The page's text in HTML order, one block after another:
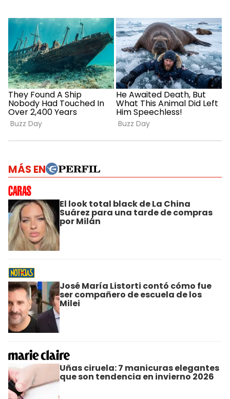
MÁS EN
El look total black de La China
Suárez para una tarde de compras
por Milán
José María Listorti contó cómo fue
ser compañero de escuela de los
Milei
Uñas ciruela: 7 manicuras elegantes
que son tendencia en invierno 2026